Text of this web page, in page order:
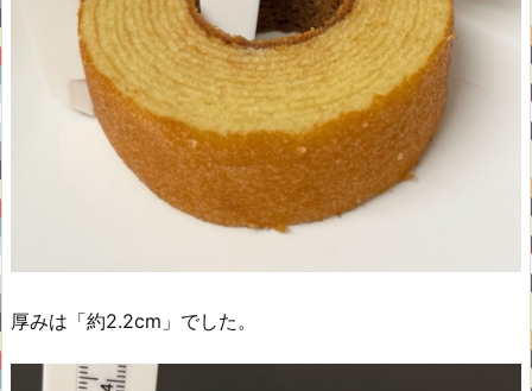
厚みは「約2.2cm」でした。